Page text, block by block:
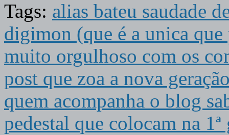
Tags: alias bateu saudade
digimon (que é a unica que
muito orgulhoso com os
post que zoa a nova
quem acompanha o blog
pedestal que colocam na 1ª